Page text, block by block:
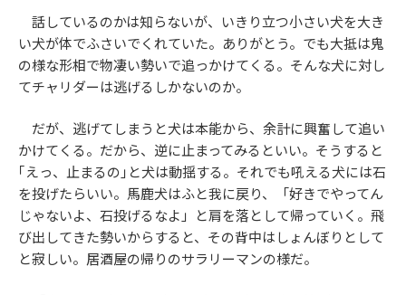
話しているのかは知らないが、いきり立つ小さい犬を大き
い犬が体でふさいでくれていた。ありがとう。でも大抵は鬼
の様な形相で物凄い勢いで追っかけてくる。そんな犬に対し
てチャリダーは逃げるしかないのか。
だが、逃げてしまうと犬は本能から、余計に興奮して追い
かけてくる。だから、逆に止まってみるといい。そうすると
｢えっ、止まるの｣と犬は動揺する。それでも吼える犬には石
を投げたらいい。馬鹿犬はふと我に戻り、「好きでやってん
じゃないよ、石投げるなよ」と肩を落として帰っていく。飛
び出してきた勢いからすると、その背中はしょんぼりとして
と寂しい。居酒屋の帰りのサラリーマンの様だ。